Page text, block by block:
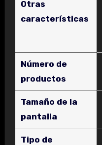
Otras
características
Número de
productos
Tamaño de la
pantalla
Tipo de